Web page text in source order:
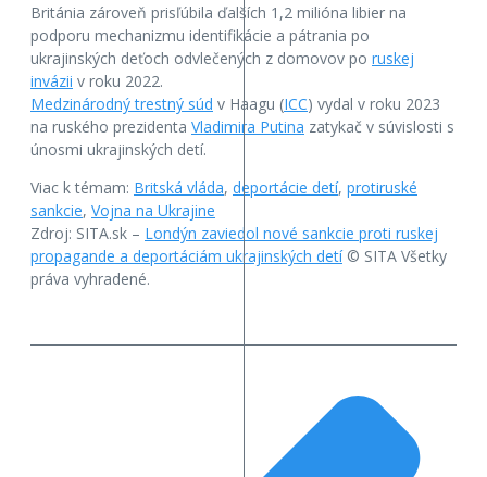
Británia zároveň prisľúbila ďalších 1,2 milióna libier na
podporu mechanizmu identifikácie a pátrania po
ukrajinských deťoch odvlečených z domovov po ruskej
invázii v roku 2022.
Medzinárodný trestný súd v Haagu (ICC) vydal v roku 2023
na ruského prezidenta Vladimira Putina zatykač v súvislosti s
únosmi ukrajinských detí.
Viac k témam: Britská vláda, deportácie detí, protiruské
sankcie, Vojna na Ukrajine
Zdroj: SITA.sk – Londýn zaviedol nové sankcie proti ruskej
propagande a deportáciám ukrajinských detí© SITA Všetky
práva vyhradené.